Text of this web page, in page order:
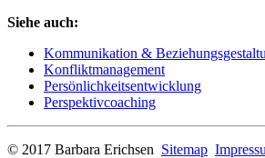
Siehe auch:
Kommunikation &
Konfliktmanagement
Persönlichkeitsentwicklung
Perspektivcoaching
© 2017 Barbara Erichsen Sitemap